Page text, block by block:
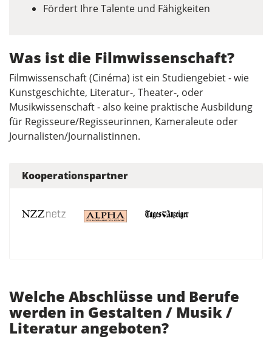
Fördert Ihre Talente und Fähigkeiten
Was ist die Filmwissenschaft?
Filmwissenschaft (Cinéma) ist ein Studiengebiet - wie
Kunstgeschichte, Literatur-, Theater-, oder
Musikwissenschaft - also keine praktische Ausbildung
für Regisseure/Regisseurinnen, Kameraleute oder
Journalisten/Journalistinnen.
Kooperationspartner
Welche Abschlüsse und Berufe
werden in Gestalten / Musik /
Literatur angeboten?